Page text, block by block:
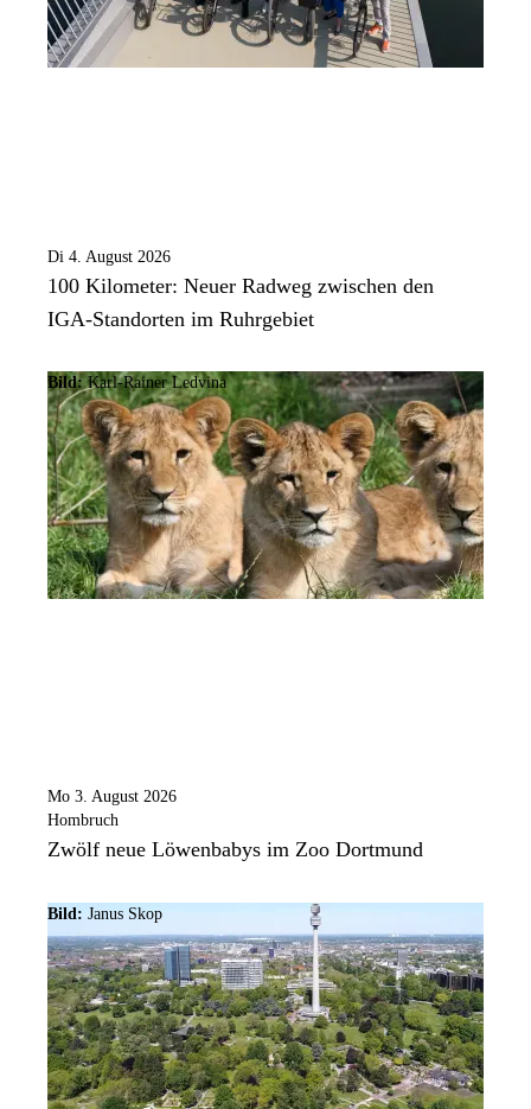
Di 4. August 2026
100 Kilometer: Neuer Radweg zwischen den
IGA-Standorten im Ruhrgebiet
Bild: Karl-Rainer Ledvina
Mo 3. August 2026
Hombruch
Zwölf neue Löwenbabys im Zoo Dortmund
Bild: Janus Skop